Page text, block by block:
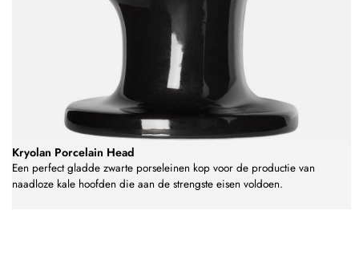
Kryolan Porcelain Head
Een perfect gladde zwarte porseleinen kop voor de productie van
naadloze kale hoofden die aan de strengste eisen voldoen.